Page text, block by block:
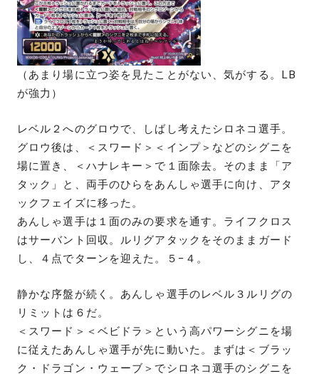
（あまり場に立つ姿を見たことがない、気がする。LB
が強力）
レベル２へのグロウで、しばし考えたシロネコ選手。
グロウ後は、＜スワード＞＜インプ＞などのシグニを
場に置き、＜ハナレキー＞で１面除去。そのまま「ア
タック」と、両手のひらをあんしゃ選手に向け、アタ
ックフェイズに移った。
あんしゃ選手は１面のみの要求を通す。ライフクロス
はサーバント回収。ルリグアタックをそのままガード
し、４点でターンを迎えた。５−４。
静かな序盤が続く。あんしゃ選手のレベル３ルリグの
リミットは６だ。
＜スワード＞＜ベビドラ＞という高パワーシグニを場
に従えたあんしゃ選手が先に動いた。まずは＜ブラッ
ク・ドラゴン・ウェーブ＞でシロネコ選手のシグニを